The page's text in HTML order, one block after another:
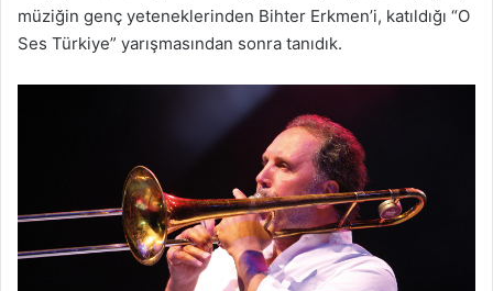
müziğin genç yeteneklerinden Bihter Erkmen’i, katıldığı “O
Ses Türkiye” yarışmasından sonra tanıdık.